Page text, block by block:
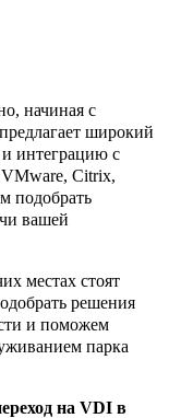
начиная с
широкий
интеграцию с
Citrix,
подобрать
вашей
местах стоят
решения
и поможем
парка
на VDI в